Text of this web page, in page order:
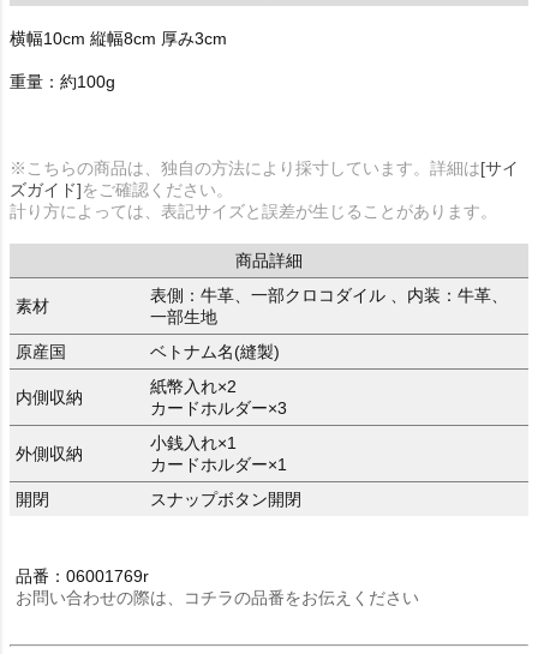
横幅10cm 縦幅8cm 厚み3cm
重量：約100g
※こちらの商品は、独自の方法により採寸しています。詳細は[サイ
ズガイド]をご確認ください。
計り方によっては、表記サイズと誤差が生じることがあります。
商品詳細
素材
表側：牛革、一部クロコダイル 、内装：牛革、
一部生地
原産国
ベトナム名(縫製)
内側収納
紙幣入れ×2
カードホルダー×3
外側収納
小銭入れ×1
カードホルダー×1
開閉
スナップボタン開閉
品番：06001769r
お問い合わせの際は、コチラの品番をお伝えください